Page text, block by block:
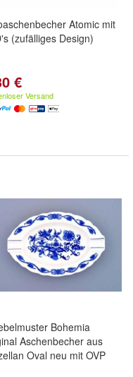
Atomic mit
(zufälliges Design)
€
Versand
Bohemia
Aschenbecher aus
Oval neu mit OVP